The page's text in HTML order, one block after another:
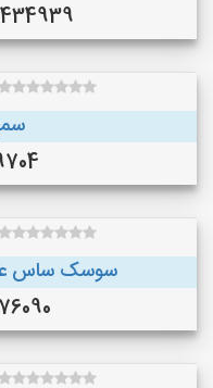
()
سوسک ساس